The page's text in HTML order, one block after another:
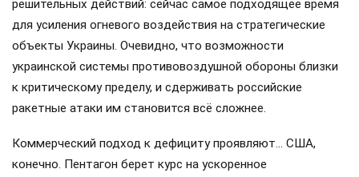
решительных действий: сейчас самое подходящее время
для усиления огневого воздействия на стратегические
объекты Украины. Очевидно, что возможности
украинской системы противовоздушной обороны близки
к критическому пределу, и сдерживать российские
ракетные атаки им становится всё сложнее.
Коммерческий подход к дефициту проявляют… США,
конечно. Пентагон берет курс на ускоренное